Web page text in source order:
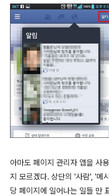
아마도 페이지 관리자 앱을 사
지 모르겠다. 상단의 '사람', '메
당 페이지에 일어나는 일들 만